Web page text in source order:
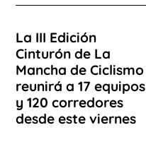
La III Edición
Cinturón de La
Mancha de Ciclismo
reunirá a 17 equipos
y 120 corredores
desde este viernes